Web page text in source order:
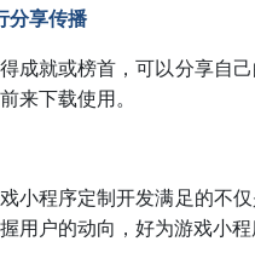
分享传播
成就或榜首，可以分享自
来下载使用。
小程序定制开发满足的不
用户的动向，好为游戏小程